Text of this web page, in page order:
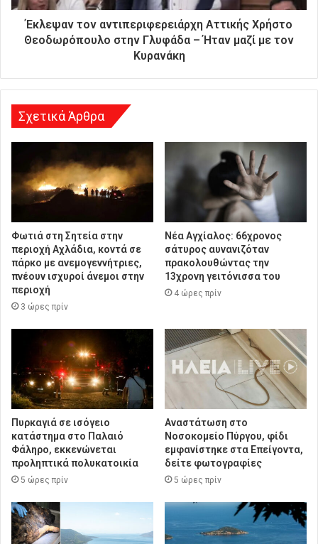
ε
σ
Έκλεψαν τον αντιπεριφερειάρχη Αττικής Χρήστο
Θεοδωρόπουλο στην Γλυφάδα – Ήταν μαζί με τον
Κυρανάκη
Σχετικά Άρθρα
Φωτιά στη Σητεία στην
περιοχή Αχλάδια, κοντά σε
πάρκο με ανεμογεννήτριες,
πνέουν ισχυροί άνεμοι στην
περιοχή
3 ώρες πρίν
Νέα Αγχίαλος: 66χρονος
σάτυρος αυνανιζόταν
πρακολουθώντας την
13χρονη γειτόνισσα του
4 ώρες πρίν
Πυρκαγιά σε ισόγειο
κατάστημα στο Παλαιό
Φάληρο, εκκενώνεται
προληπτικά πολυκατοικία
5 ώρες πρίν
Αναστάτωση στο
Νοσοκομείο Πύργου, φίδι
εμφανίστηκε στα Επείγοντα,
δείτε φωτογραφίες
5 ώρες πρίν